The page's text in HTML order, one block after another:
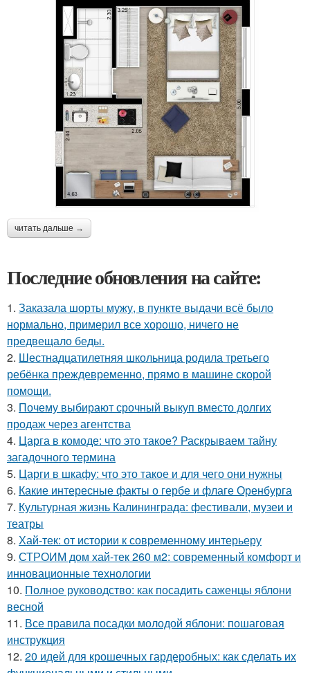
читать дальше →
Последние обновления на сайте:
1. Заказала шорты мужу, в пункте выдачи всё было
нормально, примерил все хорошо, ничего не
предвещало беды.
2. Шестнадцатилетняя школьница родила третьего
ребёнка преждевременно, прямо в машине скорой
помощи.
3. Почему выбирают срочный выкуп вместо долгих
продаж через агентства
4. Царга в комоде: что это такое? Раскрываем тайну
загадочного термина
5. Царги в шкафу: что это такое и для чего они нужны
6. Какие интересные факты о гербе и флаге Оренбурга
7. Культурная жизнь Калининграда: фестивали, музеи и
театры
8. Хай-тек: от истории к современному интерьеру
9. СТРОИМ дом хай-тек 260 м2: современный комфорт и
инновационные технологии
10. Полное руководство: как посадить саженцы яблони
весной
11. Все правила посадки молодой яблони: пошаговая
инструкция
12. 20 идей для крошечных гардеробных: как сделать их